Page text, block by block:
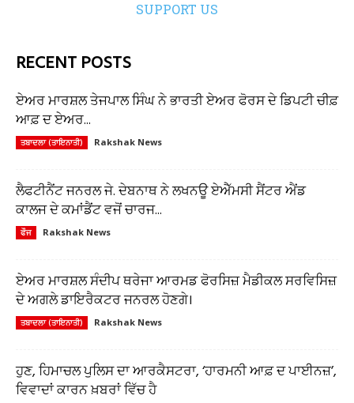
SUPPORT US
RECENT POSTS
ਏਅਰ ਮਾਰਸ਼ਲ ਤੇਜਪਾਲ ਸਿੰਘ ਨੇ ਭਾਰਤੀ ਏਅਰ ਫੋਰਸ ਦੇ ਡਿਪਟੀ ਚੀਫ਼
ਆਫ਼ ਦ ਏਅਰ...
ਤਬਾਦਲਾ (ਤਾਇਨਾਤੀ) Rakshak News
ਲੈਫਟੀਨੈਂਟ ਜਨਰਲ ਜੇ. ਦੇਬਨਾਥ ਨੇ ਲਖਨਊ ਏਐੱਮਸੀ ਸੈਂਟਰ ਐਂਡ
ਕਾਲਜ ਦੇ ਕਮਾਂਡੈਂਟ ਵਜੋਂ ਚਾਰਜ...
ਫੌਜ Rakshak News
ਏਅਰ ਮਾਰਸ਼ਲ ਸੰਦੀਪ ਥਰੇਜਾ ਆਰਮਡ ਫੋਰਸਿਜ਼ ਮੈਡੀਕਲ ਸਰਵਿਸਿਜ਼
ਦੇ ਅਗਲੇ ਡਾਇਰੈਕਟਰ ਜਨਰਲ ਹੋਣਗੇ।
ਤਬਾਦਲਾ (ਤਾਇਨਾਤੀ) Rakshak News
ਹੁਣ, ਹਿਮਾਚਲ ਪੁਲਿਸ ਦਾ ਆਰਕੈਸਟਰਾ, ‘ਹਾਰਮਨੀ ਆਫ਼ ਦ ਪਾਈਨਜ਼’,
ਵਿਵਾਦਾਂ ਕਾਰਨ ਖ਼ਬਰਾਂ ਵਿੱਚ ਹੈ